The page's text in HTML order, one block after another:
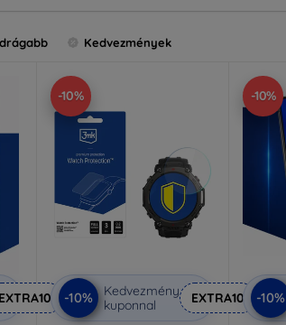
Kedvezmények
EXTRA10
-10%
-10%
Kedvezmény
kuponnal
EXTRA10
-10%
-10%